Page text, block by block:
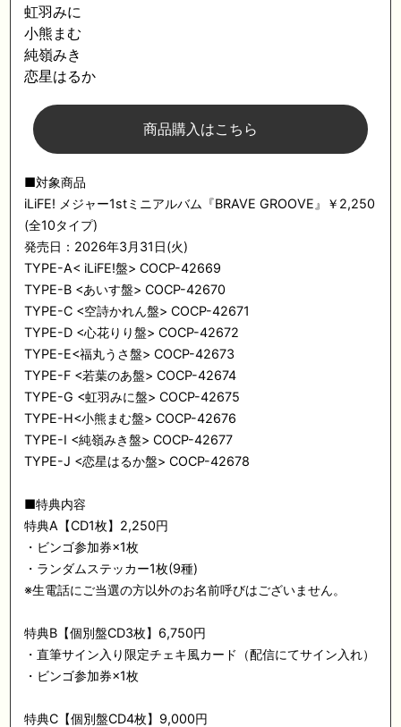
虹羽みに
小熊まむ
純嶺みき
恋星はるか
商品購入はこちら
■対象商品
iLiFE! メジャー1stミニアルバム『BRAVE GROOVE』￥2,250
(全10タイプ)
発売日：2026年3月31日(火)
TYPE-A< iLiFE!盤> COCP-42669
TYPE-B <あいす盤> COCP-42670
TYPE-C <空詩かれん盤> COCP-42671
TYPE-D <心花りり盤> COCP-42672
TYPE-E<福丸うさ盤> COCP-42673
TYPE-F <若葉のあ盤> COCP-42674
TYPE-G <虹羽みに盤> COCP-42675
TYPE-H<小熊まむ盤> COCP-42676
TYPE-I <純嶺みき盤> COCP-42677
TYPE-J <恋星はるか盤> COCP-42678
■特典内容
特典A【CD1枚】2,250円
・ビンゴ参加券×1枚
・ランダムステッカー1枚(9種)
※生電話にご当選の方以外のお名前呼びはございません。
特典B【個別盤CD3枚】6,750円
・直筆サイン入り限定チェキ風カード（配信にてサイン入れ）
・ビンゴ参加券×1枚
特典C【個別盤CD4枚】9,000円